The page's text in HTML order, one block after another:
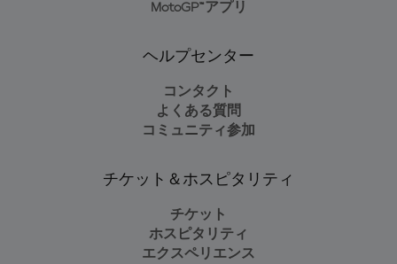
MotoGP™アプリ
ヘルプセンター
コンタクト
よくある質問
コミュニティ参加
チケット＆ホスピタリティ
チケット
ホスピタリティ
エクスペリエンス